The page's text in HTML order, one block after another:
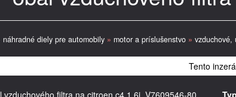
náhradné diely pre automobily » motor a príslušenstvo » vzduchové,
Tento
vzduchového filtra na citroen c4 1,6i, V7609546-80